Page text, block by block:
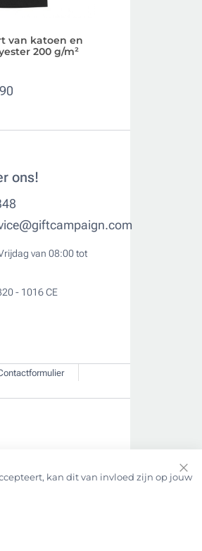
van katoen en
200 g/m²
ons!
van 08:00 tot
- 1016 CE
kan dit van invloed zijn op jouw